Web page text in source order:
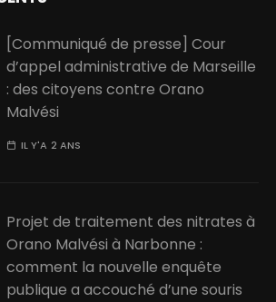
[Communiqué de presse] Cour
d’appel administrative de Marseille
: des citoyens contre Orano
Malvési
IL Y'A 2 ANS
Projet de traitement des nitrates à
Orano Malvési à Narbonne :
comment la nouvelle enquête
publique a accouché d’une souris